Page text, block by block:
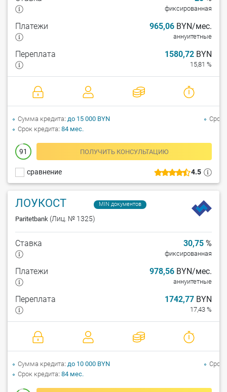
4.5
сравнение
фиксированная
Платежи 965,06 BYN/мес.
аннуитетные
Переплата 1580,72 BYN
15,81 %
91 ПОЛУЧИТЬ КОНСУЛЬТАЦИЮ
Сумма кредита до 15 000 BYN
Срок кредита 84 мес.
Срок
ЛОУКОСТ MIN документов
Paritetbank (Лиц. № 1325)
Ставка 30,75 %
фиксированная
Платежи 978,56 BYN/мес.
аннуитетные
Переплата 1742,77 BYN
17,43 %
Сумма кредита до 10 000 BYN
Срок кредита 84 мес.
Срок